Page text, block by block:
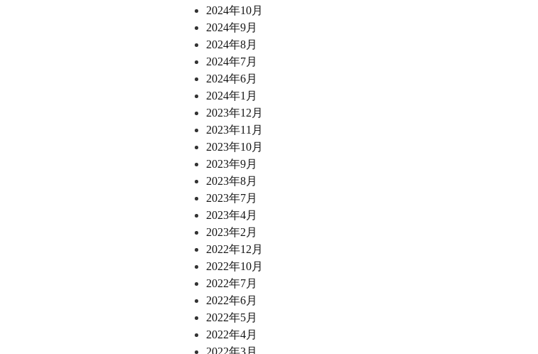
2024年10月
2024年9月
2024年8月
2024年7月
2024年6月
2024年1月
2023年12月
2023年11月
2023年10月
2023年9月
2023年8月
2023年7月
2023年4月
2023年2月
2022年12月
2022年10月
2022年7月
2022年6月
2022年5月
2022年4月
2022年3月